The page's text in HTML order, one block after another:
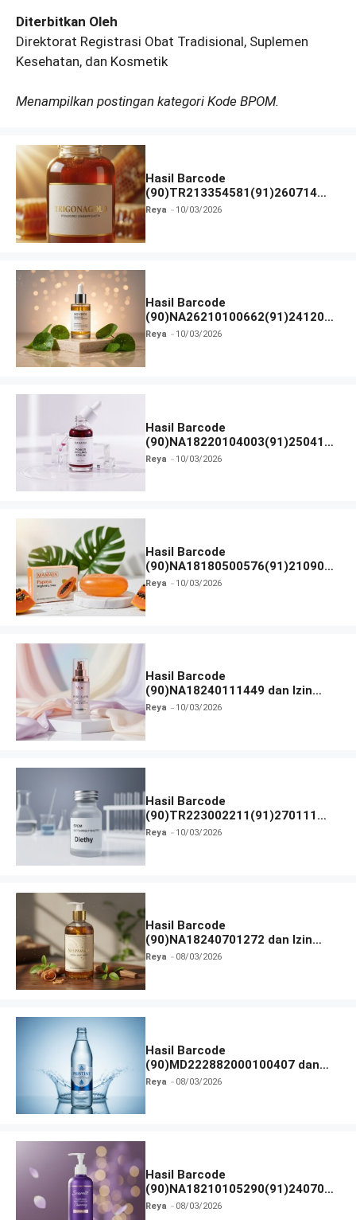
Diterbitkan Oleh
Direktorat Registrasi Obat Tradisional, Suplemen
Kesehatan, dan Kosmetik
Menampilkan postingan kategori Kode BPOM.
Hasil Barcode
(90)TR213354581(91)260714
dan Izin BPOM
Reya 10/03/2026
Hasil Barcode
(90)NA26210100662(91)241203
dan Izin BPOM
Reya 10/03/2026
Hasil Barcode
(90)NA18220104003(91)250418
dan Izin BPOM
Reya 10/03/2026
Hasil Barcode
(90)NA18180500576(91)210906
dan Izin BPOM
Reya 10/03/2026
Hasil Barcode
(90)NA18240111449 dan Izin
BPOM
Reya 10/03/2026
Hasil Barcode
(90)TR223002211(91)270111
dan Izin BPOM
Reya 10/03/2026
Hasil Barcode
(90)NA18240701272 dan Izin
BPOM
Reya 08/03/2026
Hasil Barcode
(90)MD222882000100407 dan
Izin BPOM
Reya 08/03/2026
Hasil Barcode
(90)NA18210105290(91)240703
dan Izin BPOM
Reya 08/03/2026